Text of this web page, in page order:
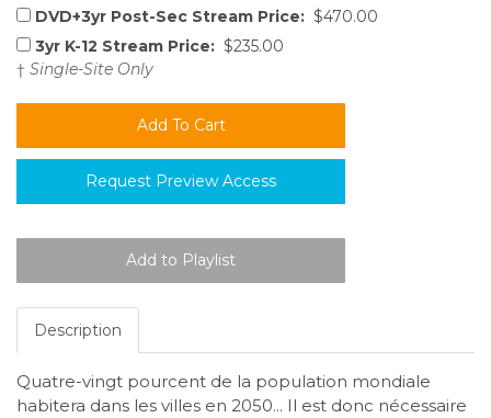
DVD+3yr Post-Sec Stream Price: $470.00
3yr K-12 Stream Price: $235.00
† Single-Site Only
Request Preview Access
Description
Quatre-vingt pourcent de la population mondiale
habitera dans les villes en 2050... Il est donc nécessaire